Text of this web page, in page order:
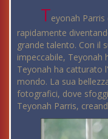
Teyonah Parris
rapidamente
grande talento. Con il
impeccabile, Teyonah
Teyonah ha catturato
mondo. La sua
fotografici, dove
Teyonah Parris,